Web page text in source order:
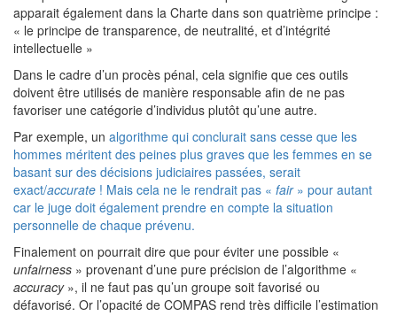
apparait également dans la Charte dans son quatrième principe :
« le principe de transparence, de neutralité, et d’intégrité
intellectuelle »
Dans le cadre d’un procès pénal, cela signifie que ces outils
doivent être utilisés de manière responsable afin de ne pas
favoriser une catégorie d’individus plutôt qu’une autre.
Par exemple, un algorithme qui conclurait sans cesse que les
hommes méritent des peines plus graves que les femmes en se
basant sur des décisions judiciaires passées, serait
exact/accurate ! Mais cela ne le rendrait pas « fair» pour autant
car le juge doit également prendre en compte la situation
personnelle de chaque prévenu.
Finalement on pourrait dire que pour éviter une possible «
unfairness » provenant d’une pure précision de l’algorithme «
accuracy», il ne faut pas qu’un groupe soit favorisé ou
défavorisé. Or l’opacité de COMPAS rend très difficile l’estimation